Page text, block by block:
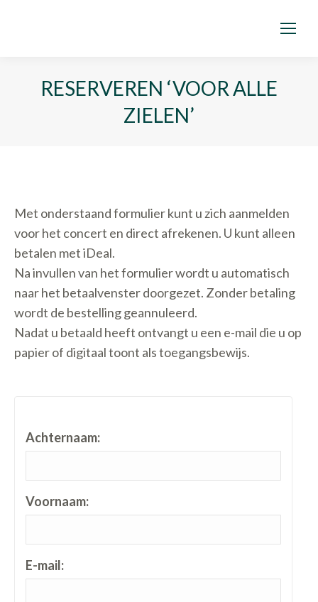
RESERVEREN ‘VOOR ALLE
ZIELEN’
Met onderstaand formulier kunt u zich aanmelden
voor het concert en direct afrekenen. U kunt alleen
betalen met iDeal.
Na invullen van het formulier wordt u automatisch
naar het betaalvenster doorgezet. Zonder betaling
wordt de bestelling geannuleerd.
Nadat u betaald heeft ontvangt u een e-mail die u op
papier of digitaal toont als toegangsbewijs.
Achternaam:
Voornaam:
E-mail: